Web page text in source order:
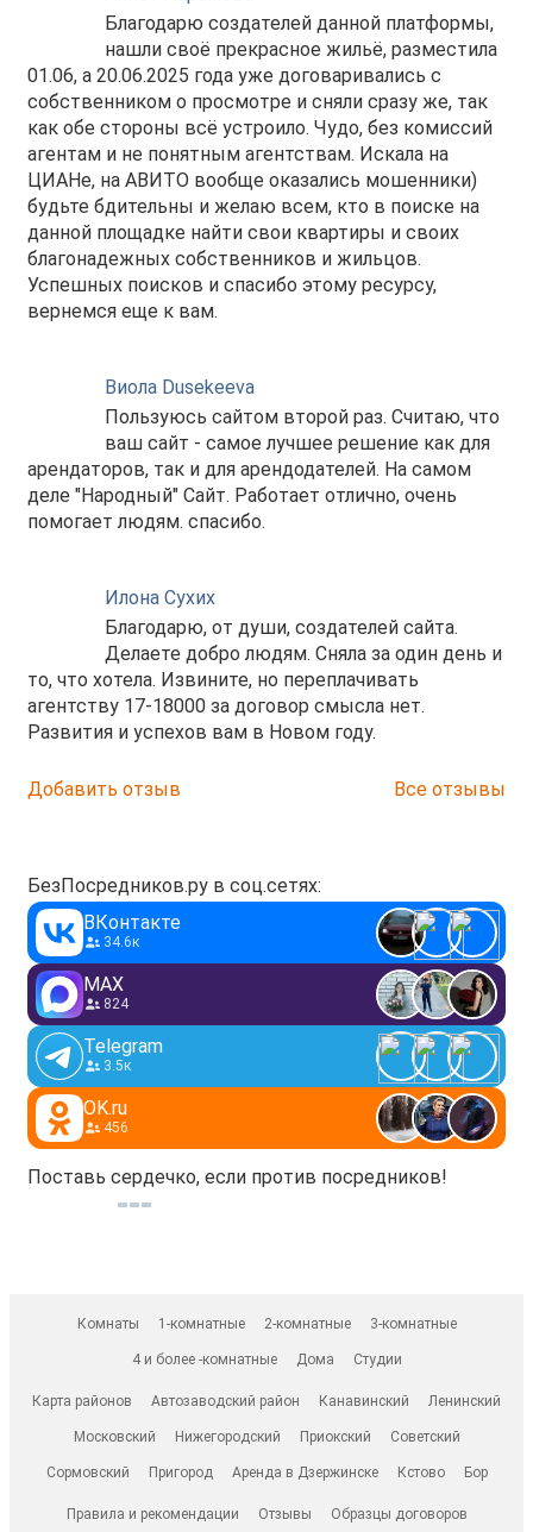
Благодарю создателей данной платформы,
нашли своё прекрасное жильё, разместила
01.06, а 20.06.2025 года уже договаривались с
собственником о просмотре и сняли сразу же, так
как обе стороны всё устроило. Чудо, без комиссий
агентам и не понятным агентствам. Искала на
ЦИАНе, на АВИТО вообще оказались мошенники)
будьте бдительны и желаю всем, кто в поиске на
данной площадке найти свои квартиры и своих
благонадежных собственников и жильцов.
Успешных поисков и спасибо этому ресурсу,
вернемся еще к вам.
Виола Dusekeeva
Пользуюсь сайтом второй раз. Считаю, что
ваш сайт - самое лучшее решение как для
арендаторов, так и для арендодателей. На самом
деле "Народный" Сайт. Работает отлично, очень
помогает людям. спасибо.
Илона Сухих
Благодарю, от души, создателей сайта.
Делаете добро людям. Сняла за один день и
то, что хотела. Извините, но переплачивать
агентству 17-18000 за договор смысла нет.
Развития и успехов вам в Новом году.
Добавить отзыв Все отзывы
БезПосредников.ру в соц.сетях:
ВКонтакте
34.6к
MAX
824
Telegram
3.5к
OK.ru
456
Поставь сердечко, если против посредников!
Комнаты 1-комнатные 2-комнатные 3-комнатные
4 и более -комнатные Дома Студии
Карта районов Автозаводский район Канавинский Ленинский
Московский Нижегородский Приокский Советский
Сормовский Пригород Аренда в Дзержинске Кстово Бор
Правила и рекомендации Отзывы Образцы договоров